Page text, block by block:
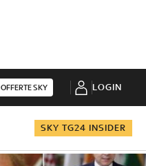
OFFERTE SKY LOGIN
SKY TG24 INSIDER